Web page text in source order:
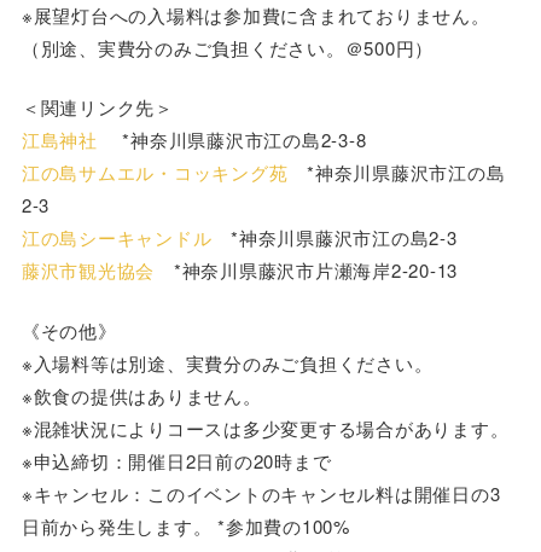
※展望灯台への入場料は参加費に含まれておりません。
（別途、実費分のみご負担ください。＠500円）
＜関連リンク先＞
江島神社 *神奈川県藤沢市江の島2-3-8
江の島サムエル・コッキング苑 *神奈川県藤沢市江の島
2-3
江の島シーキャンドル *神奈川県藤沢市江の島2-3
藤沢市観光協会
*神奈川県藤沢市片瀬海岸2-20-13
《その他》
※入場料等は別途、実費分のみご負担ください。
※飲食の提供はありません。
※混雑状況によりコースは多少変更する場合があります。
※申込締切：開催日2日前の20時まで
※キャンセル：このイベントのキャンセル料は開催日の3
日前から発生します。 *参加費の100%